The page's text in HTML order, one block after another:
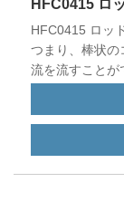
HFC0415 ロ
HFC0415 ロッ
つまり、棒状の
流を流すことが
が、信頼性が高